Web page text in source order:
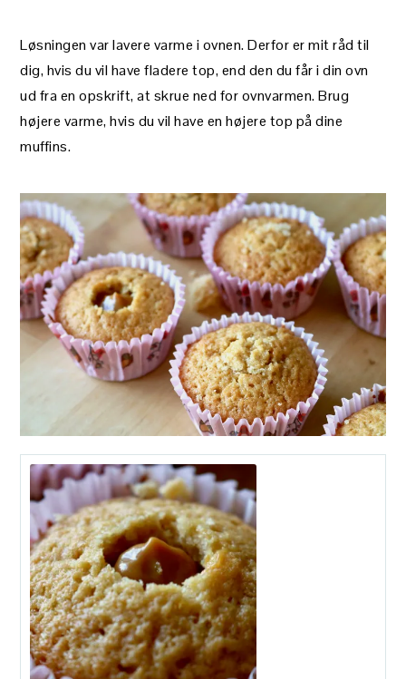
Løsningen var lavere varme i ovnen. Derfor er mit råd til
dig, hvis du vil have fladere top, end den du får i din ovn
ud fra en opskrift, at skrue ned for ovnvarmen. Brug
højere varme, hvis du vil have en højere top på dine
muffins.